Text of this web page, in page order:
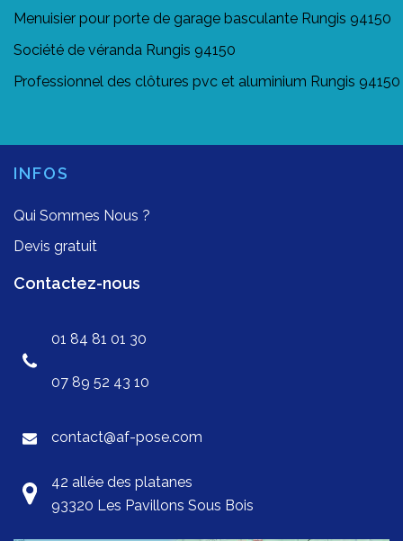
Menuisier pour porte de garage basculante Rungis 94150
Société de véranda Rungis 94150
Professionnel des clôtures pvc et aluminium Rungis 94150
INFOS
Qui Sommes Nous ?
Devis gratuit
Contactez-nous
01 84 81 01 30
07 89 52 43 10
contact@af-pose.com
42 allée des platanes
93320 Les Pavillons Sous Bois